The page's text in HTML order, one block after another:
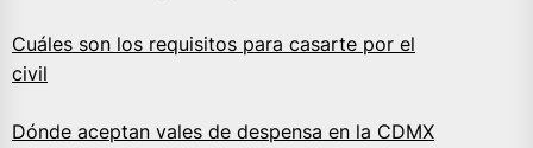
Cuáles son los requisitos para casarte por el
civil
Dónde aceptan vales de despensa en la CDMX